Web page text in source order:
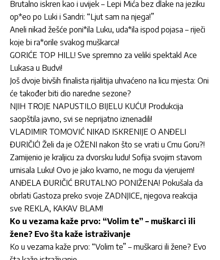
Brutalno iskren kao i uvijek – Lepi Mića bez dlake na jeziku
op*eo po Luki i Sandri: “Ljut sam na njega!”
Aneli nikad žešće poni*ila Luku, uda*ila ispod pojasa – riječi
koje bi ra*orile svakog muškarca!
GORIĆE TOP HILL! Sve spremno za veliki spektakl Ace
Lukasa u Budvi!
Još dvoje bivših finalista rijalitija uhvaćeno na licu mjesta: Oni
će također biti dio naredne sezone?
NJIH TROJE NAPUSTILO BIJELU KUĆU! Produkcija
saopštila javno, svi se neprijatno iznenadili!
VLADIMIR TOMOVIĆ NIKAD ISKRENIJE O ANĐELI
ĐURIČIĆ! Želi da je OŽENI nakon što se vrati u Crnu Goru?!
Zamijenio je kraljicu za dvorsku ludu! Sofija svojim stavom
urnisala Luku! Ovo je jako kvarno, ne mogu da vjerujem!
ANĐELA ĐURIČIĆ BRUTALNO PONIŽENA! Pokušala da
obrlati Gastoza preko svoje ZADNJICE, njegova reakcija
sve REKLA, KAKAV BLAM!
Ko u vezama kaže prvo: “Volim te” – muškarci ili
žene? Evo šta kaže istraživanje
Ko u vezama kaže prvo: “Volim te” – muškarci ili žene? Evo